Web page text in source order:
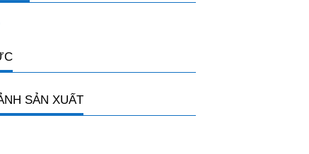
SẢN XUẤT